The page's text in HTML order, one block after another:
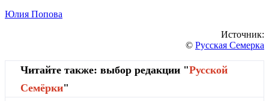
Юлия Попова
Источник:
© Русская Семерка
Читайте также: выбор редакции "Русской
Cемёрки"